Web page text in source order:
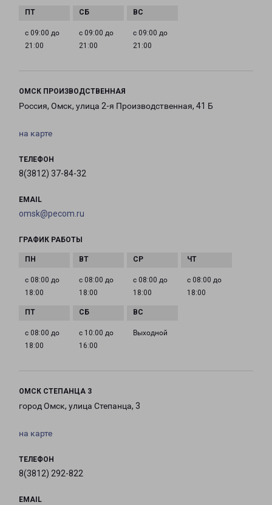
с 09:00 до
21:00
с 09:00 до
21:00
с 09:00 до
21:00
ОМСК ПРОИЗВОДСТВЕННАЯ
Россия, Омск, улица 2-я Производственная, 41 Б
на карте
ТЕЛЕФОН
8(3812) 37-84-32
EMAIL
omsk@pecom.ru
ГРАФИК РАБОТЫ
с 08:00 до
18:00
с 08:00 до
18:00
с 08:00 до
18:00
с 08:00 до
18:00
с 08:00 до
18:00
с 10:00 до
16:00
Выходной
ОМСК СТЕПАНЦА 3
город Омск, улица Степанца, 3
на карте
ТЕЛЕФОН
8(3812) 292-822
EMAIL